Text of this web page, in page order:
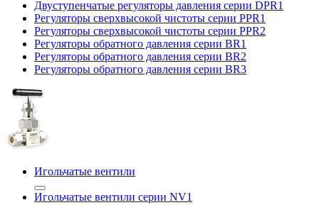
Двуступенчатые регуляторы давления серии DPR1
Регуляторы сверхвысокой чистоты серии PPR1
Регуляторы сверхвысокой чистоты серии PPR2
Регуляторы обратного давления серии BR1
Регуляторы обратного давления серии BR2
Регуляторы обратного давления серии BR3
Игольчатые вентили
Игольчатые вентили серии NV1